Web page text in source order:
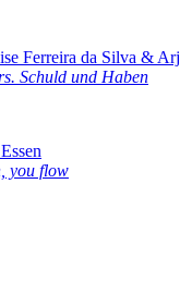
Ferreira da Silva &
Schuld und Haben
you flow